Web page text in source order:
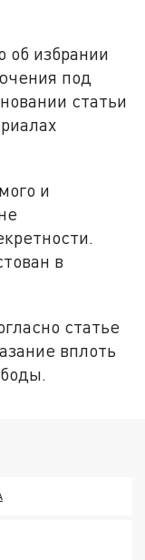
об избрании
под
статьи
и
в
статье
вплоть